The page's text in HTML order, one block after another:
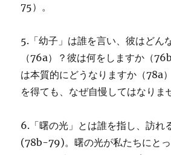
75）。
5.「幼子」は誰を言い、彼はどん
（76a）？彼は何をしますか（
は本質的にどうなりますか（78a
を得ても、なぜ自慢してはなりま
6.「曙の光」とは誰を指し、訪れ
(78b-79)。曙の光が私たちにと